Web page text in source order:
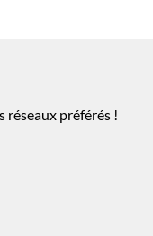
réseaux préférés !